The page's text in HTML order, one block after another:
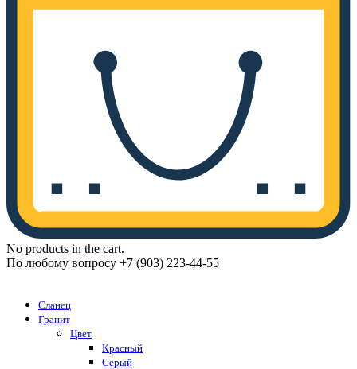
No products in the cart.
По любому вопросу +7 (903) 223-44-55
Сланец
Гранит
Цвет
Красный
Серый